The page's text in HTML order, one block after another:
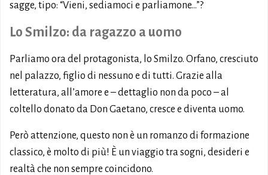
sagge, tipo: “Vieni, sediamoci e parliamone…”?
Lo Smilzo: da ragazzo a uomo
Parliamo ora del protagonista, lo Smilzo. Orfano, cresciuto
nel palazzo, figlio di nessuno e di tutti. Grazie alla
letteratura, all’amore e – dettaglio non da poco – al
coltello donato da Don Gaetano, cresce e diventa uomo.
Però attenzione, questo non è un romanzo di formazione
classico, è molto di più! È un viaggio tra sogni, desideri e
realtà che non sempre coincidono.